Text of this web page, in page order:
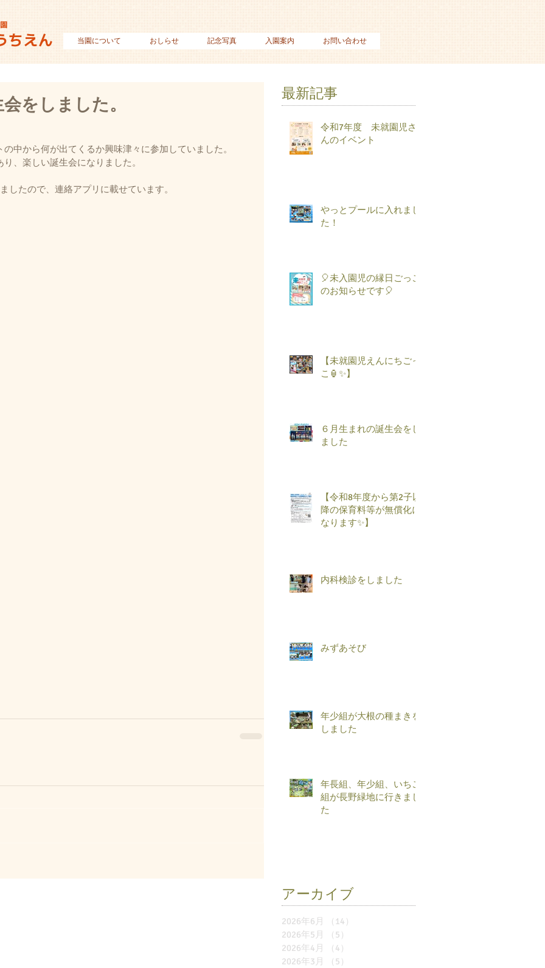
当園について おしらせ 記念写真 入園案内 お問い合わせ
をしました。
中から何が出てくるか興味津々に参加していました。
、楽しい誕生会になりました。
したので、連絡アプリに載せています。
最新記事
令和7年度 未就園児さ
んのイベント
やっとプールに入れまし
た！
🎈未入園児の縁日ごっこ
のお知らせです🎈
【未就園児えんにちごっ
こ🏮✨】
６月生まれの誕生会をし
ました
【令和8年度から第2子以
降の保育料等が無償化に
なります✨】
内科検診をしました
みずあそび
年少組が大根の種まきを
しました
年長組、年少組、いちご
組が長野緑地に行きまし
た
アーカイブ
2026年6月 （14）
2026年5月
（5）
2026年4月
（4）
2026年3月
（5）